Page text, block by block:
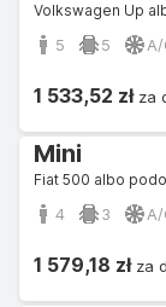
Volkswagen Up
5 5 A/
1 533,52 złza
Mini
Fiat 500 albo
4 3 A/
1 579,18 złza